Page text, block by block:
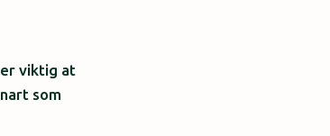
viktig at
som